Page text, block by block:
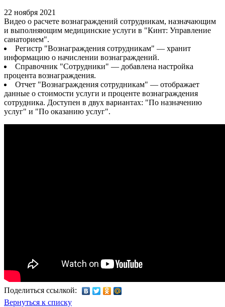
22 ноября 2021
Видео о расчете вознаграждений сотрудникам, назначающим
и выполняющим медицинские услуги в "Кинт: Управление
санаторием".
Регистр "Вознаграждения сотрудникам" — хранит
информацию о начислении вознаграждений.
Справочник "Сотрудники" — добавлена настройка
процента вознаграждения.
Отчет "Вознаграждения сотрудникам" — отображает
данные о стоимости услуги и проценте вознаграждения
сотрудника. Доступен в двух вариантах: "По назначению
услуг" и "По оказанию услуг".
Поделиться ссылкой:
Вернуться к списку